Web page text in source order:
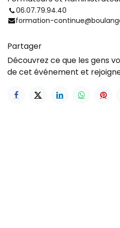
06.07.79.94.40
formation-
Partager
Découvrez ce que les gens
de cet événement et